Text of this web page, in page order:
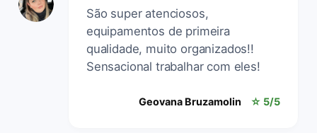
São super atenciosos,
equipamentos de primeira
qualidade, muito organizados!!
Sensacional trabalhar com eles!
Geovana Bruzamolin ☆ 5/5